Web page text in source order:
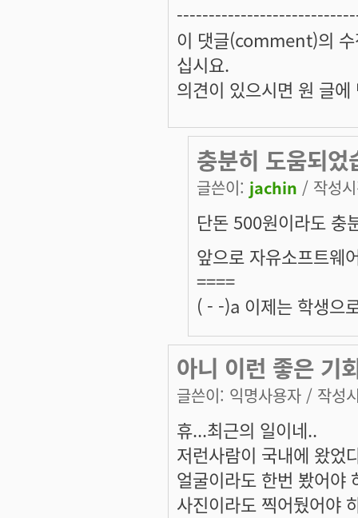
이 댓글(comment)의
십시요.
의견이 있으시면 원 글
충분히 도움되었
글쓴이: jachin / 작성
단돈 500원이라도 충
앞으로 자유소프트웨
====
( - -)a 이제는 학생으
아니 이런 좋은 기
글쓴이: 익명사용자 / 작성
휴...최근의 일이네..
저런사람이 국내에 왔었
얼굴이라도 한번 봤어야
사진이라도 찍어뒀어야